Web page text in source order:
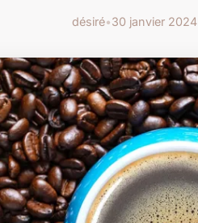
désiré•30 janvier 2024